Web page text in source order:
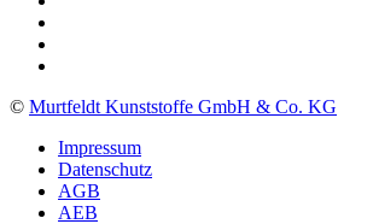
© Murtfeldt Kunststoffe GmbH & Co. KG
Impressum
Datenschutz
AGB
AEB